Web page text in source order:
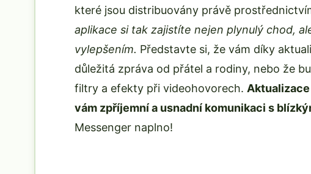
které jsou distribuovány právě
aplikace si tak zajistíte nejen plynulý chod,
vylepšením. Představte si, že vám díky
důležitá zpráva od přátel a rodiny, nebo že
filtry a efekty při videohovorech.
vám zpříjemní a usnadní komunikaci s
Messenger naplno!